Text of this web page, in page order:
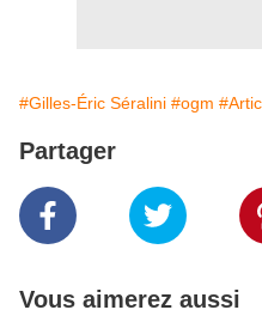
#Gilles-Éric Séralini #ogm
Partager
Vous aimerez aussi